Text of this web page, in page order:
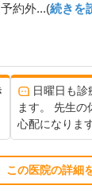
約外...(続きを
日曜日も診
ます。 先生
心配になります
この医院の詳細